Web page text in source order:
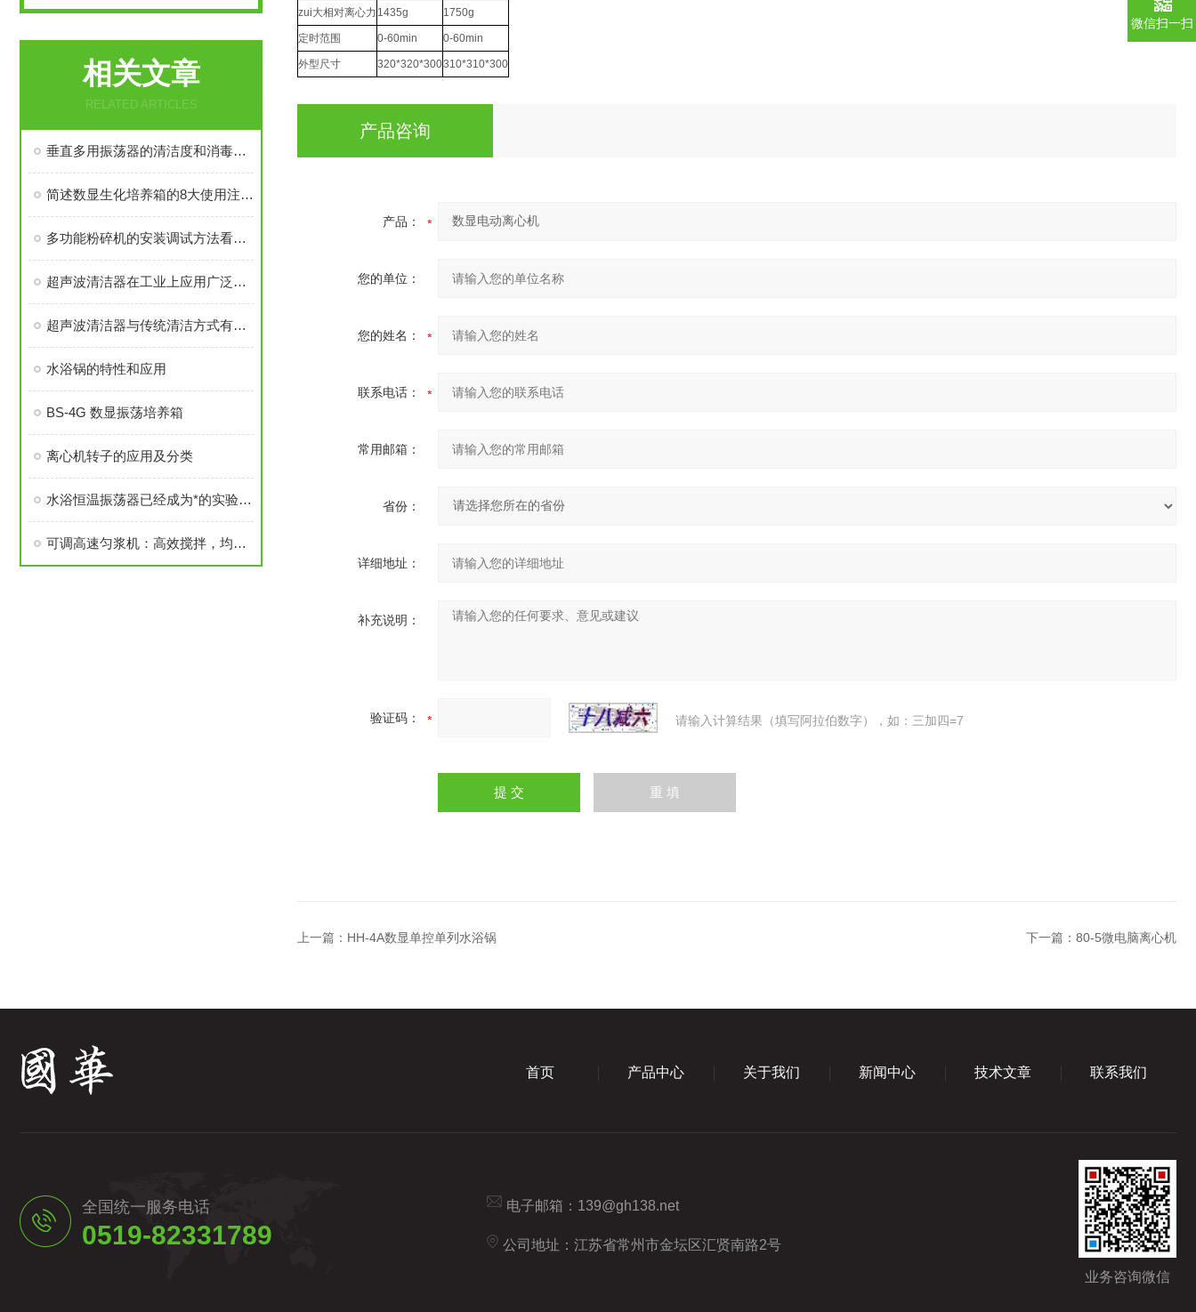
相关文章
RELATED ARTICLES
垂直多用振荡器的清洁度和消毒也是非常重要的
简述数显生化培养箱的8大使用注意事项
多功能粉碎机的安装调试方法看看这些就知道了
超声波清洁器在工业上应用广泛吗？
超声波清洁器与传统清洁方式有何不同？
水浴锅的特性和应用
BS-4G 数显振荡培养箱
离心机转子的应用及分类
水浴恒温振荡器已经成为*的实验室设备
可调高速匀浆机：高效搅拌，均匀分散
zui大相对离心力 1435g 1750g
定时范围 0-60min 0-60min
外型尺寸 320*320*300310*310*300
产品咨询
产品：
您的单位：
您的姓名：
联系电话：
常用邮箱：
省份：
详细地址：
补充说明：
验证码： 请输入计算结果（填写阿拉伯数字），如：三加四=7
上一篇： HH-4A数显单控单列水浴锅 下一篇： 80-5微电脑离心机
首页 产品中心 关于我们 新闻中心 技术文章 联系我们
全国统一服务电话
0519-82331789
电子邮箱： 139@gh138.net
公司地址：江苏省常州市金坛区汇贤南路2号
业务咨询微信
微信扫一扫